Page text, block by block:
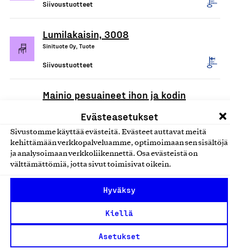
Evästeasetukset
Sivustomme käyttää evästeitä. Evästeet auttavat meitä
kehittämään verkkopalveluamme, optimoimaan sen sisältöjä
ja analysoimaan verkkoliikennettä. Osa evästeistä on
välttämättömiä, jotta sivut toimisivat oikein.
Hyväksy
Kiellä
Asetukset
Siivoustuotteet
Lumilakaisin, 3008
Sinituote Oy, Tuote
Siivoustuotteet
Mainio pesuaineet ihon ja kodin
Hamina Handmade Oy, Tuote
Siivoustuotteet
Ecotex/Devteks kuituliinat
Siivoustuotteet
Arkivé Care -tahrasaippua
(tuoksuton)